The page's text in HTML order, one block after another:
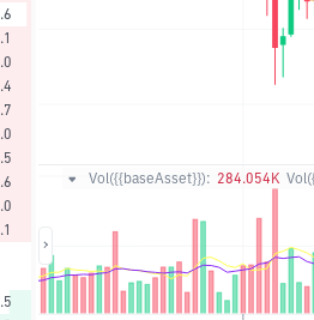
Vol({{baseAsset}}): 284.054K